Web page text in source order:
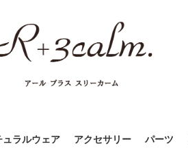
ュラルウェア アクセサリー パーツ